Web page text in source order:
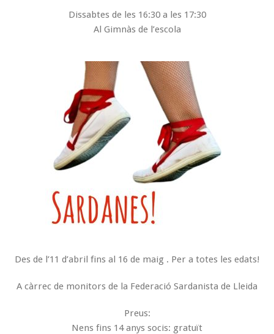
Dissabtes de les 16:30 a les 17:30
Al Gimnàs de l’escola
Des de l’11 d’abril fins al 16 de maig . Per a totes les edats!
A càrrec de monitors de la Federació Sardanista de Lleida
Preus:
Nens fins 14 anys socis: gratuït